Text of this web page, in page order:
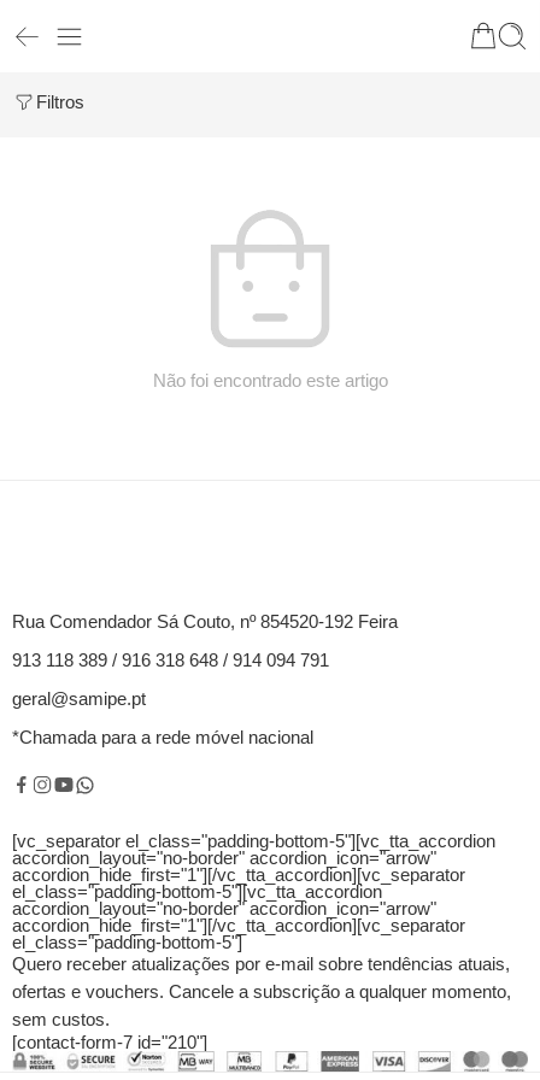
Filtros
Não foi encontrado este artigo
Rua Comendador Sá Couto, nº 854520-192 Feira
913 118 389 / 916 318 648 / 914 094 791
geral@samipe.pt
*Chamada para a rede móvel nacional
[vc_separator el_class="padding-bottom-5"][vc_tta_accordion
accordion_layout="no-border" accordion_icon="arrow"
accordion_hide_first="1"] [/vc_tta_accordion][vc_separator
el_class="padding-bottom-5"][vc_tta_accordion
accordion_layout="no-border" accordion_icon="arrow"
accordion_hide_first="1"] [/vc_tta_accordion][vc_separator
el_class="padding-bottom-5"]
Quero receber atualizações por e-mail sobre tendências atuais,
ofertas e vouchers. Cancele a subscrição a qualquer momento,
sem custos.
[contact-form-7 id="210"]